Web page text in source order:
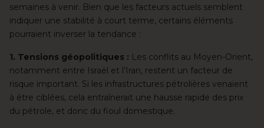
semaines à venir. Bien que les facteurs actuels semblent
indiquer une stabilité à court terme, certains éléments
pourraient inverser la tendance :
1. Tensions géopolitiques : Les conflits au Moyen-Orient,
notamment entre Israël et l’Iran, restent un facteur de
risque important. Si les infrastructures pétrolières venaient
à être ciblées, cela entraînerait une hausse rapide des prix
du pétrole, et donc du fioul domestique.